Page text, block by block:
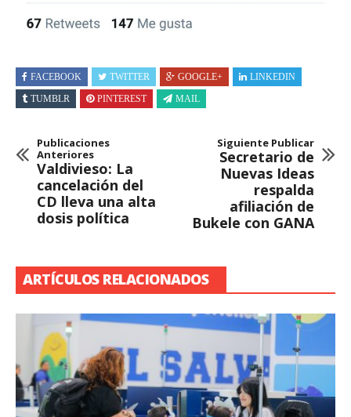
FACEBOOK TWITTER GOOGLE+
LINKEDIN
TUMBLR
PINTEREST MAIL
Publicaciones
Anteriores
Valdivieso: La
cancelación del
CD lleva una alta
dosis política
Siguiente Publicar
Secretario de
Nuevas Ideas
respalda
afiliación de
Bukele con GANA
ARTÍCULOS RELACIONADOS